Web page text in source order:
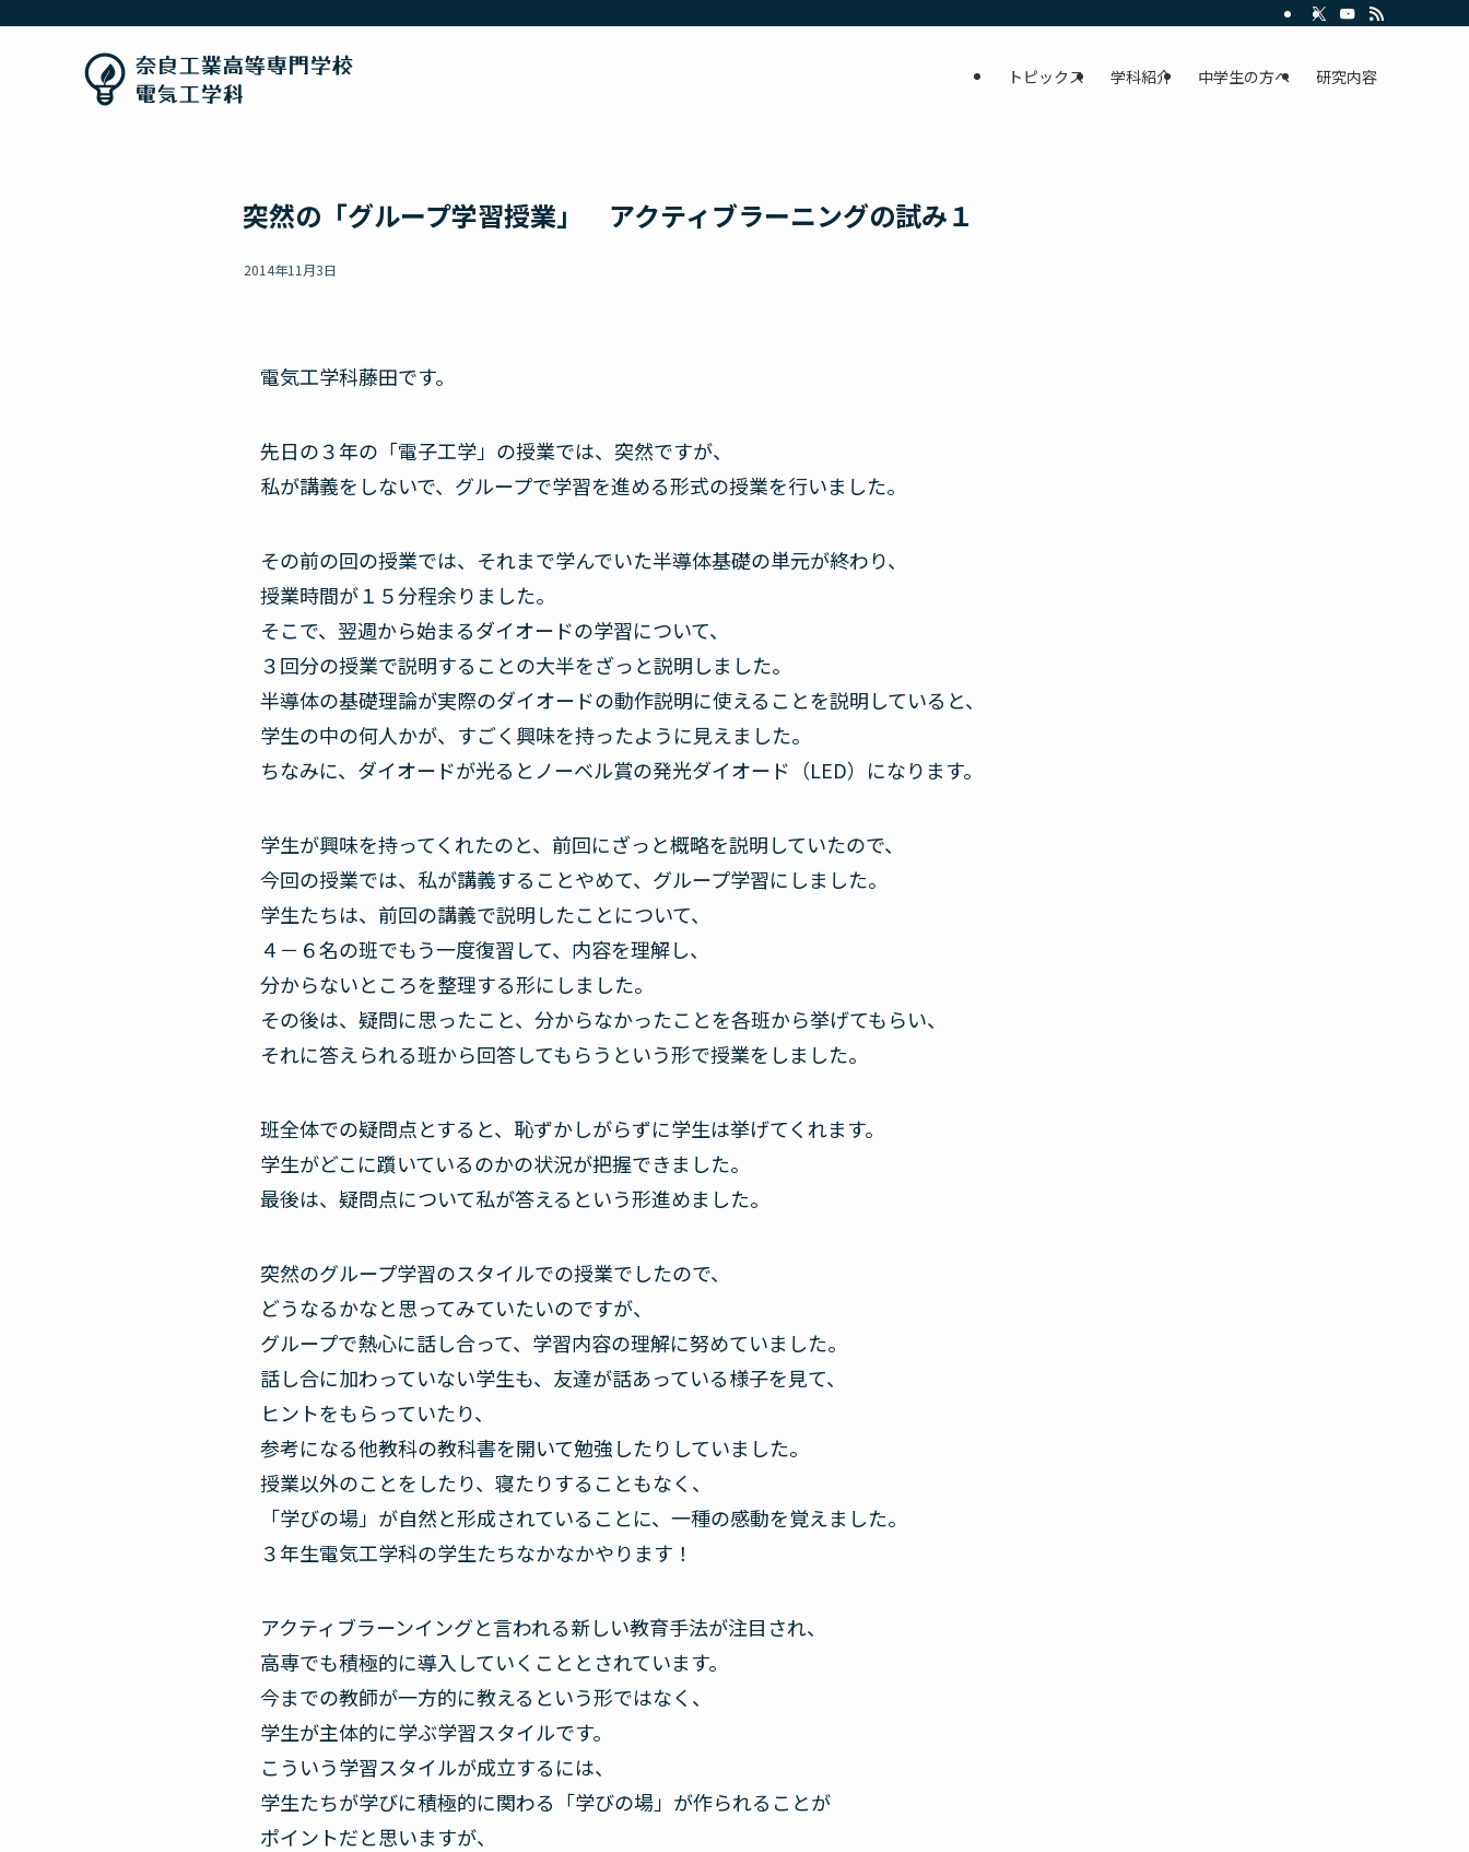
トピックス 学科紹介 中学生の方へ 研究内容
突然の「グループ学習授業」 アクティブラーニングの試み１
2014年11月3日
電気工学科藤田です。
先日の３年の「電子工学」の授業では、突然ですが、
私が講義をしないで、グループで学習を進める形式の授業を行いました。
その前の回の授業では、それまで学んでいた半導体基礎の単元が終わり、
授業時間が１５分程余りました。
そこで、翌週から始まるダイオードの学習について、
３回分の授業で説明することの大半をざっと説明しました。
半導体の基礎理論が実際のダイオードの動作説明に使えることを説明していると、
学生の中の何人かが、すごく興味を持ったように見えました。
ちなみに、ダイオードが光るとノーベル賞の発光ダイオード（LED）になります。
学生が興味を持ってくれたのと、前回にざっと概略を説明していたので、
今回の授業では、私が講義することやめて、グループ学習にしました。
学生たちは、前回の講義で説明したことについて、
４－６名の班でもう一度復習して、内容を理解し、
分からないところを整理する形にしました。
その後は、疑問に思ったこと、分からなかったことを各班から挙げてもらい、
それに答えられる班から回答してもらうという形で授業をしました。
班全体での疑問点とすると、恥ずかしがらずに学生は挙げてくれます。
学生がどこに躓いているのかの状況が把握できました。
最後は、疑問点について私が答えるという形進めました。
突然のグループ学習のスタイルでの授業でしたので、
どうなるかなと思ってみていたいのですが、
グループで熱心に話し合って、学習内容の理解に努めていました。
話し合に加わっていない学生も、友達が話あっている様子を見て、
ヒントをもらっていたり、
参考になる他教科の教科書を開いて勉強したりしていました。
授業以外のことをしたり、寝たりすることもなく、
「学びの場」が自然と形成されていることに、一種の感動を覚えました。
３年生電気工学科の学生たちなかなかやります！
アクティブラーンイングと言われる新しい教育手法が注目され、
高専でも積極的に導入していくこととされています。
今までの教師が一方的に教えるという形ではなく、
学生が主体的に学ぶ学習スタイルです。
こういう学習スタイルが成立するには、
学生たちが学びに積極的に関わる「学びの場」が作られることが
ポイントだと思いますが、